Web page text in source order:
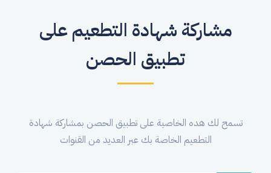
مشاركة شهادة التطعيم على
تطبيق الحصن
تسمح لك هده الخاصية على تطبيق الحصن بمشاركة شهادة
التطعيم الخاصة بك عبر العديد من القنوات